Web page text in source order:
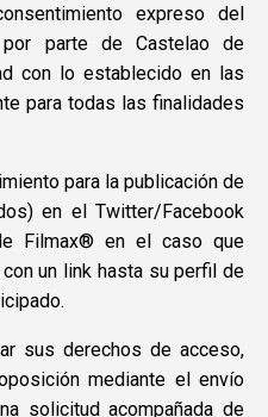
expreso del
por parte de Castelao de
con lo establecido en las
para todas las finalidades
para la publicación de
en el Twitter/Facebook
Filmax® en el caso que
un link hasta su perfil de
sus derechos de acceso,
mediante el envío
solicitud acompañada de